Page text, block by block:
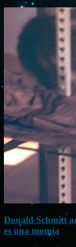
Donald Schmitt
es una momia